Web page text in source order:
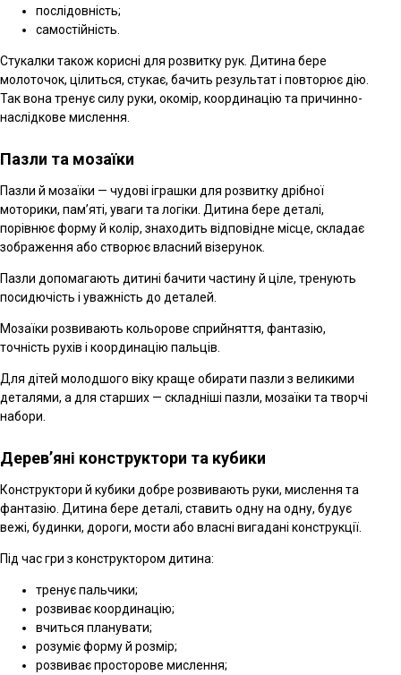
послідовність;
самостійність.
Стукалки також корисні для розвитку рук. Дитина бере
молоточок, цілиться, стукає, бачить результат і повторює дію.
Так вона тренує силу руки, окомір, координацію та причинно-
наслідкове мислення.
Пазли та мозаїки
Пазли й мозаїки — чудові іграшки для розвитку дрібної
моторики, пам’яті, уваги та логіки. Дитина бере деталі,
порівнює форму й колір, знаходить відповідне місце, складає
зображення або створює власний візерунок.
Пазли допомагають дитині бачити частину й ціле, тренують
посидючість і уважність до деталей.
Мозаїки розвивають кольорове сприйняття, фантазію,
точність рухів і координацію пальців.
Для дітей молодшого віку краще обирати пазли з великими
деталями, а для старших — складніші пазли, мозаїки та творчі
набори.
Дерев’яні конструктори та кубики
Конструктори й кубики добре розвивають руки, мислення та
фантазію. Дитина бере деталі, ставить одну на одну, будує
вежі, будинки, дороги, мости або власні вигадані конструкції.
Під час гри з конструктором дитина:
тренує пальчики;
розвиває координацію;
вчиться планувати;
розуміє форму й розмір;
розвиває просторове мислення;